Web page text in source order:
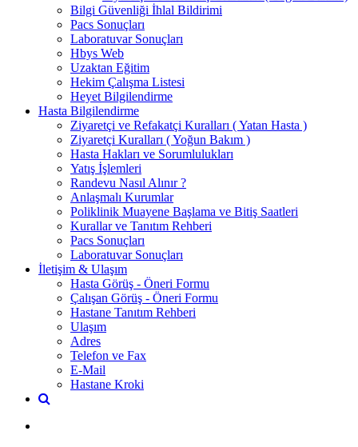
Bilgi Güvenliği İhlal Bildirimi
Pacs Sonuçları
Laboratuvar Sonuçları
Hbys Web
Uzaktan Eğitim
Hekim Çalışma Listesi
Heyet Bilgilendirme
Hasta Bilgilendirme
Ziyaretçi ve Refakatçi Kuralları ( Yatan Hasta )
Ziyaretçi Kuralları ( Yoğun Bakım )
Hasta Hakları ve Sorumlulukları
Yatış İşlemleri
Randevu Nasıl Alınır ?
Anlaşmalı Kurumlar
Poliklinik Muayene Başlama ve Bitiş Saatleri
Kurallar ve Tanıtım Rehberi
Pacs Sonuçları
Laboratuvar Sonuçları
İletişim & Ulaşım
Hasta Görüş - Öneri Formu
Çalışan Görüş - Öneri Formu
Hastane Tanıtım Rehberi
Ulaşım
Adres
Telefon ve Fax
E-Mail
Hastane Kroki